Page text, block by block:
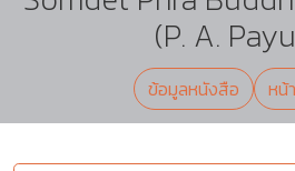
(P. A.
ข้อมูลหนังสือ หน้